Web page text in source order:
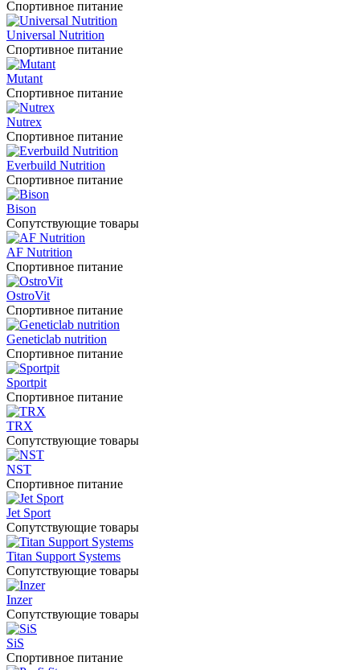
Спортивное питание
Universal Nutrition
Спортивное питание
Mutant
Спортивное питание
Nutrex
Спортивное питание
Everbuild Nutrition
Спортивное питание
Bison
Сопутствующие товары
AF Nutrition
Спортивное питание
OstroVit
Спортивное питание
Geneticlab nutrition
Спортивное питание
Sportpit
Спортивное питание
TRX
Сопутствующие товары
NST
Спортивное питание
Jet Sport
Сопутствующие товары
Titan Support Systems
Сопутствующие товары
Inzer
Сопутствующие товары
SiS
Спортивное питание